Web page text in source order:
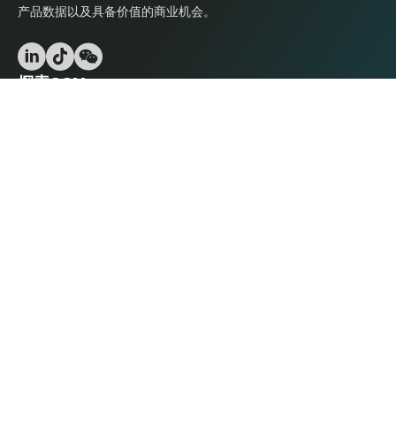
产品数据以及具备价值的商业机会。
探索CCM